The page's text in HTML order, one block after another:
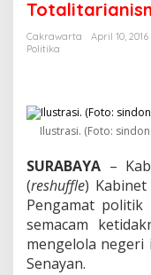
i
m
J
i
D
n
i
l
a
i
M
Cakrawarta
April 10, 2016
Politika
Ilustrasi. (Foto:
SURABAYA –
(reshuffle)
Pengamat
semacam
mengelola
Senayan.